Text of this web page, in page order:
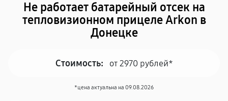
Не работает батарейный отсек на
тепловизионном прицеле Arkon в
Донецке
Стоимость: от 2970 рублей*
*цена актуальна на 09.08.2026